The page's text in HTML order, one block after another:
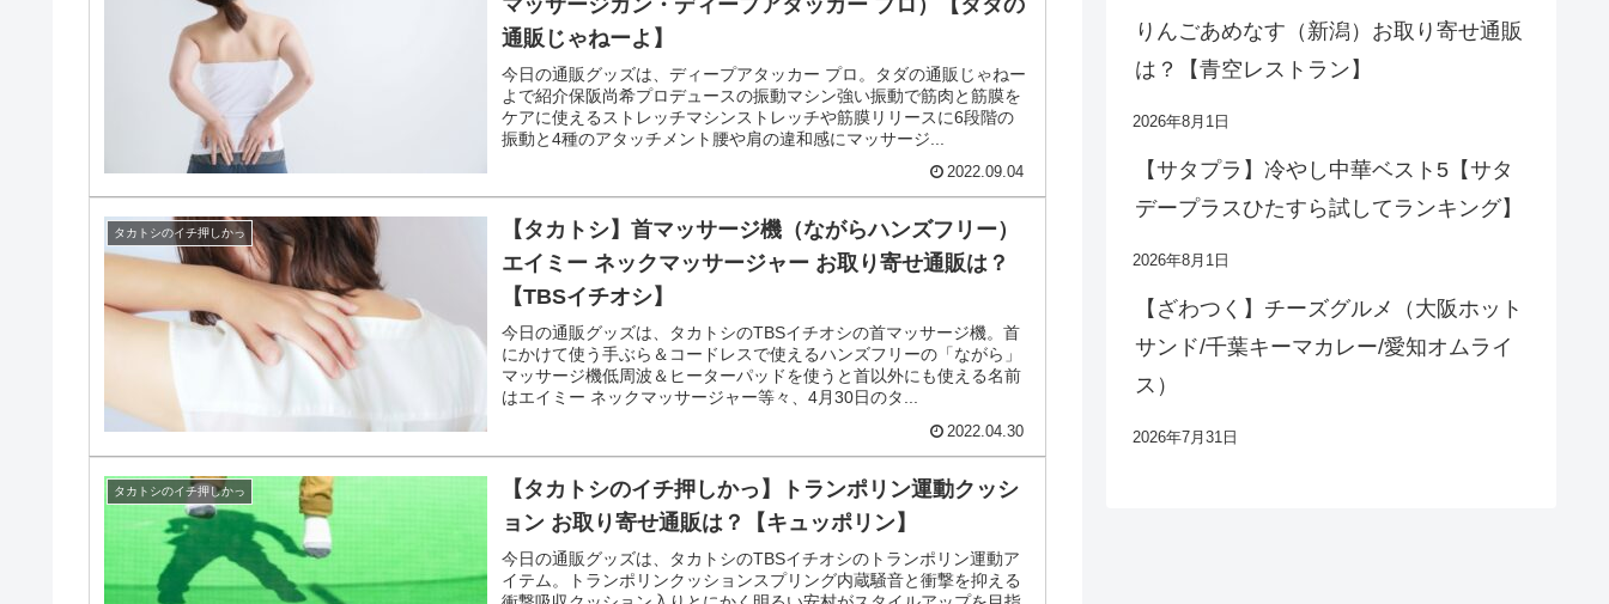
2023.07.02
タカトシのイチ押しかっ
【タカトシ】内ももで挟む振動マシン・シェイプツイ
ンボール お取り寄せ通販は？【TBSイチオシ】
今日の通販グッズは、タカトシのTBSイチオシの振動マシン。内もも
指すトレーニング・ボディケア・ストレッチ・筋膜リリースに使える
スポーツジムのオアシスが開発名前がシェイプツインボー...
2023.07.02
タカトシのイチ押しかっ
【保阪尚希】振動マシン（ストレッチ筋膜リリース・
マッサージガン・ディープアタッカー プロ）【タダの
通販じゃねーよ】
今日の通販グッズは、ディープアタッカー プロ。タダの通販じゃねー
振動と4種のアタッチメント腰や肩の違和感にマッサージ...
タカトシのイチ押しかっ
【タカトシ】首マッサージ機（ながらハンズフリー）
りんごあめなす（新潟）お取り寄せ通販
は？【青空レストラン】
2026年8月1日
【サタプラ】冷やし中華ベスト5【サタ
デープラスひたすら試してランキング】
2026年8月1日
【ざわつく】チーズグルメ（大阪ホット
サンド/千葉キーマカレー/愛知オムライ
ス）
2026年7月31日